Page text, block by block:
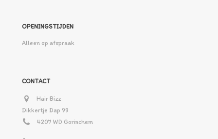
OPENINGSTIJDEN
Alleen op afspraak
CONTACT
Hair Bizz
Dikkertje Dap 99
4207 WD Gorinchem